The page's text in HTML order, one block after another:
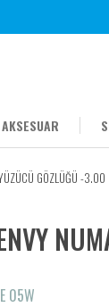
AKSESUAR
GÖZLÜĞÜ -3.00
05W